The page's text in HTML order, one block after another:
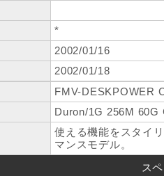
*
2002/01/16
2002/01/18
FMV-DESKPOWER
Duron/1G 256M
使える機能をスタイ
マンスモデル。
ス